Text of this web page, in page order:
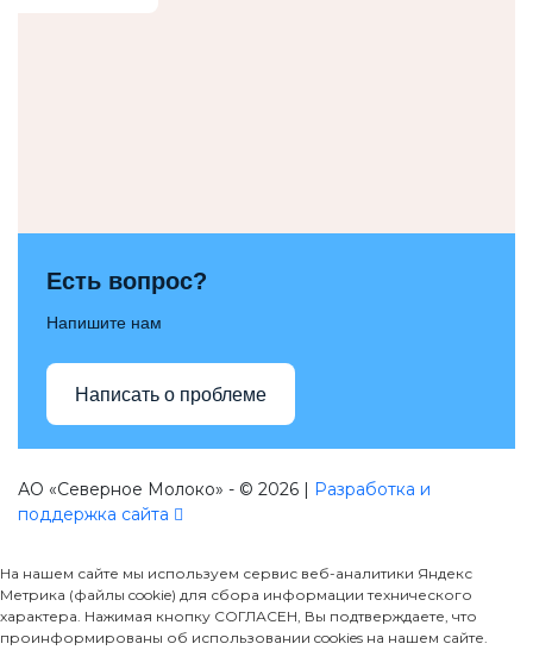
Есть вопрос?
Напишите нам
Написать о проблеме
АО «Северное Молоко» - © 2026 | Разработка и
поддержка сайта
На нашем сайте мы используем сервис веб-аналитики Яндекс
Метрика (файлы cookie) для сбора информации технического
характера. Нажимая кнопку СОГЛАСЕН, Вы подтверждаете, что
проинформированы об использовании cookies на нашем сайте.